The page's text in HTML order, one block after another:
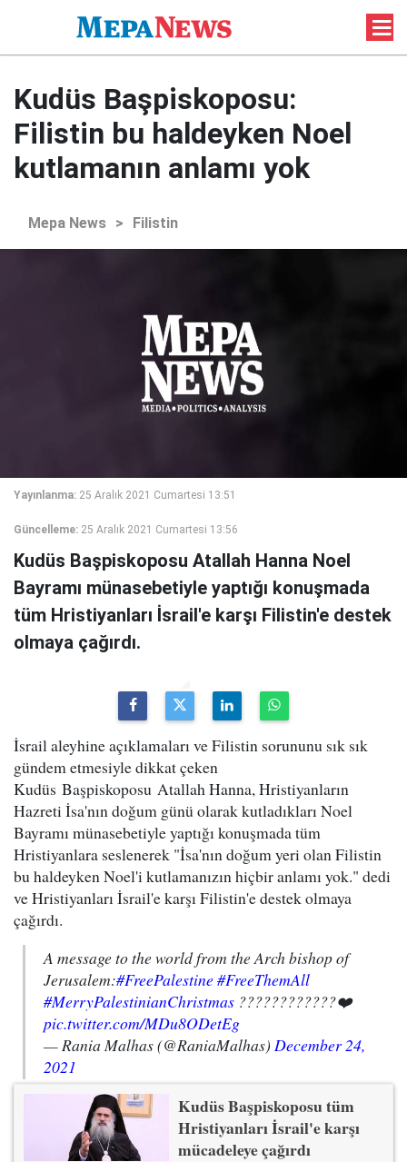
Kudüs Başpiskoposu:
Filistin bu haldeyken Noel
kutlamanın anlamı yok
Mepa News > Filistin
Yayınlanma: 25 Aralık 2021 Cumartesi 13:51
Güncelleme: 25 Aralık 2021 Cumartesi 13:56
Kudüs Başpiskoposu Atallah Hanna Noel
Bayramı münasebetiyle yaptığı konuşmada
tüm Hristiyanları İsrail'e karşı Filistin'e destek
olmaya çağırdı.
İsrail aleyhine açıklamaları ve Filistin sorununu sık sık
gündem etmesiyle dikkat çeken
Kudüs Başpiskoposu Atallah Hanna, Hristiyanların
Hazreti İsa'nın doğum günü olarak kutladıkları Noel
Bayramı münasebetiyle yaptığı konuşmada tüm
Hristiyanlara seslenerek "İsa'nın doğum yeri olan Filistin
bu haldeyken Noel'i kutlamanızın hiçbir anlamı yok." dedi
ve Hristiyanları İsrail'e karşı Filistin'e destek olmaya
çağırdı.
A message to the world from the Arch bishop of
Jerusalem:#FreePalestine#FreeThemAll
#MerryPalestinianChristmas ????????????❤️
pic.twitter.com/MDu8ODetEg
— Rania Malhas (@RaniaMalhas) December 24,
2021
Kudüs Başpiskoposu tüm
Hristiyanları İsrail'e karşı
mücadeleye çağırdı